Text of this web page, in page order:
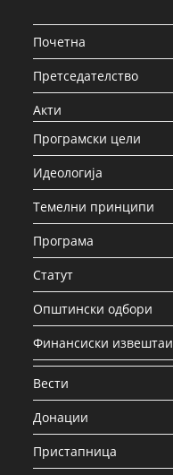
Почетна
Претседателство
Акти
Програмски цели
Идеологија
Темелни принципи
Програма
Статут
Општински одбори
Финансиски извештаи
Вести
Донации
Пристапница